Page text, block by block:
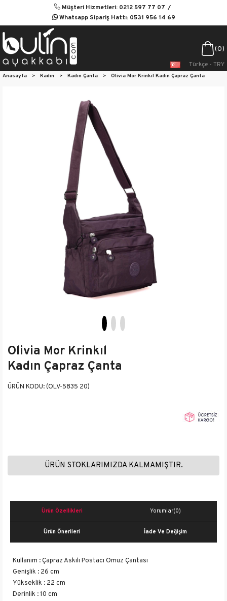
Müşteri Hizmetleri: 0212 597 77 07
Whatsapp Sipariş Hattı: 0531 956 14 69
0
Türkçe - TRY
Anasayfa > Kadın > Kadın Çanta > Olivia Mor Krinkıl Kadın Çapraz Çanta
Olivia Mor Krinkıl
Kadın Çapraz Çanta
(OLV-5835 20)
ÜRÜN STOKLARIMIZDA KALMAMIŞTIR.
Ürün Özellikleri Yorumlar(0)
Ürün Önerileri İade Ve Değişim
Kullanım : Çapraz Askılı Postacı Omuz Çantası
Genişlik : 26 cm
Yükseklik : 22 cm
Derinlik : 10 cm